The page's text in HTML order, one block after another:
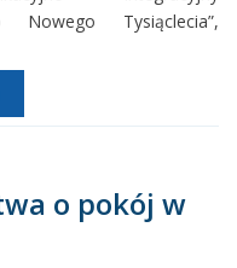
Nowego Tysiąclecia”,
o pokój w